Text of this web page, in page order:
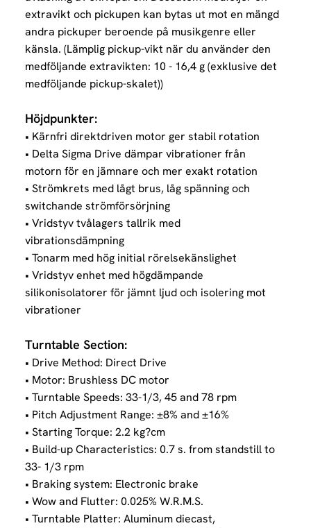
extravikt och pickupen kan bytas ut mot en mängd
andra pickuper beroende på musikgenre eller
känsla. (Lämplig pickup-vikt när du använder den
medföljande extravikten: 10 - 16,4 g (exklusive det
medföljande pickup-skalet))
Höjdpunkter:
• Kärnfri direktdriven motor ger stabil rotation
• Delta Sigma Drive dämpar vibrationer från
motorn för en jämnare och mer exakt rotation
• Strömkrets med lågt brus, låg spänning och
switchande strömförsörjning
• Vridstyv tvålagers tallrik med
vibrationsdämpning
• Tonarm med hög initial rörelsekänslighet
• Vridstyv enhet med högdämpande
silikonisolatorer för jämnt ljud och isolering mot
vibrationer
Turntable Section:
• Drive Method: Direct Drive
• Motor: Brushless DC motor
• Turntable Speeds: 33-1/3, 45 and 78 rpm
• Pitch Adjustment Range: ±8% and ±16%
• Starting Torque: 2.2 kg?cm
• Build-up Characteristics: 0.7 s. from standstill to
33- 1/3 rpm
• Braking system: Electronic brake
• Wow and Flutter: 0.025% W.R.M.S.
• Turntable Platter: Aluminum diecast,